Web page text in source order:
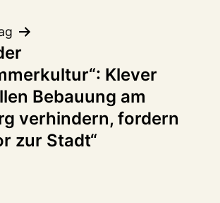
Klever
Bebauung am
verhindern, fordern
zur Stadt“